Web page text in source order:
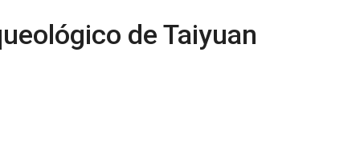
de Taiyuan